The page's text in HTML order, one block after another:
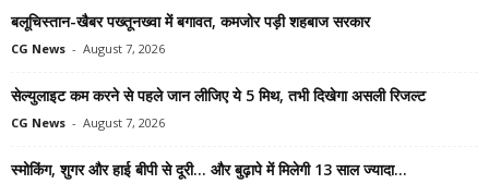
बलूचिस्तान-खैबर पख्तूनख्वा में बगावत, कमजोर पड़ी शहबाज सरकार
CG News - August 7, 2026
सेल्युलाइट कम करने से पहले जान लीजिए ये 5 मिथ, तभी दिखेगा असली रिजल्ट
CG News - August 7, 2026
स्मोकिंग, शुगर और हाई बीपी से दूरी… और बुढ़ापे में मिलेगी 13 साल ज्यादा...